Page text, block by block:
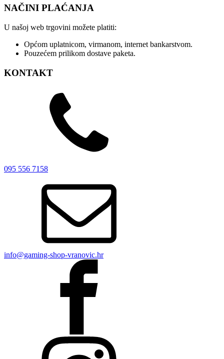
NAČINI PLAĆANJA
U našoj web trgovini možete platiti:
Općom uplatnicom, virmanom, internet bankarstvom.
Pouzećem prilikom dostave paketa.
KONTAKT
095 556 7158
info@gaming-shop-vranovic.hr